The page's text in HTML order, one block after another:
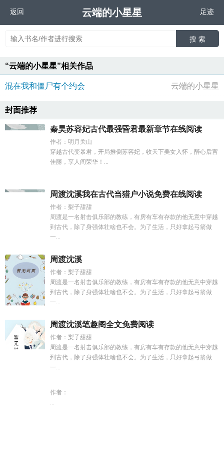
返回 云端的小星星 足迹
搜 索
“云端的小星星”相关作品
混在我和僵尸有个约会 云端的小星星
封面推荐
秦昊苏容妃古代最强昏君最新章节在线阅读
作者：明月关山
穿越古代变暴君，开局推倒苏容妃，收天下美女入怀，醉心后宫
佳丽，享人间荣华！...
周渡沈溪我在古代当猎户小说免费在线阅读
作者：梨子甜甜
周渡是一名射击俱乐部的教练，有房有车有存款的他无意中穿越
到古代，除了身强体壮啥也不会。为了生活，只好拿起弓箭做
一...
周渡沈溪
作者：梨子甜甜
周渡是一名射击俱乐部的教练，有房有车有存款的他无意中穿越
到古代，除了身强体壮啥也不会。为了生活，只好拿起弓箭做
一...
周渡沈溪笔趣阁全文免费阅读
作者：梨子甜甜
周渡是一名射击俱乐部的教练，有房有车有存款的他无意中穿越
到古代，除了身强体壮啥也不会。为了生活，只好拿起弓箭做
一...
作者：
...